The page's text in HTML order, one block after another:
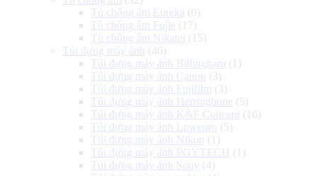
Tủ chống ẩm Eureka (0)
Tủ chống ẩm Fujie (17)
Tủ chống ẩm Nikatei (15)
Túi đựng máy ảnh
(46)
Túi đựng máy ảnh Billingham (1)
Túi đựng máy ảnh Canon
(3)
Túi đựng máy ảnh Fujifilm (3)
Túi đựng máy ảnh Herringbone (5)
Túi đựng máy ảnh K&F Concept (16)
Túi đựng máy ảnh Lowepro (5)
Túi đựng máy ảnh Nikon
(1)
Túi đựng máy ảnh PGYTECH
(1)
Túi đựng máy ảnh Sony (4)